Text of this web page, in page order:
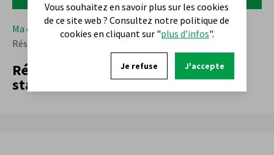
Ma commune Démarches
Stationnement
Réservation d'emplacements de stationnement
Réservation d'emplacements de
stationnement
Vous souhaitez en savoir plus sur les cookies
de ce site web ? Consultez notre politique de
cookies en cliquant sur "plus d’infos".
Je refuse J'accepte